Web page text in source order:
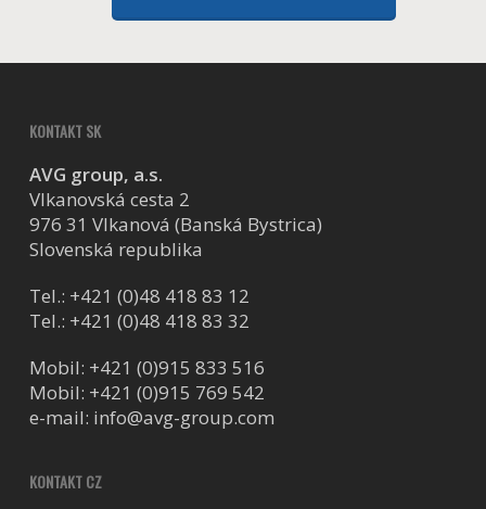
KONTAKT SK
AVG group, a.s.
Vlkanovská cesta 2
976 31 Vlkanová (Banská Bystrica)
Slovenská republika
Tel.: +421 (0)48 418 83 12
Tel.: +421 (0)48 418 83 32
Mobil: +421 (0)915 833 516
Mobil: +421 (0)915 769 542
e-mail: info@avg-group.com
KONTAKT CZ